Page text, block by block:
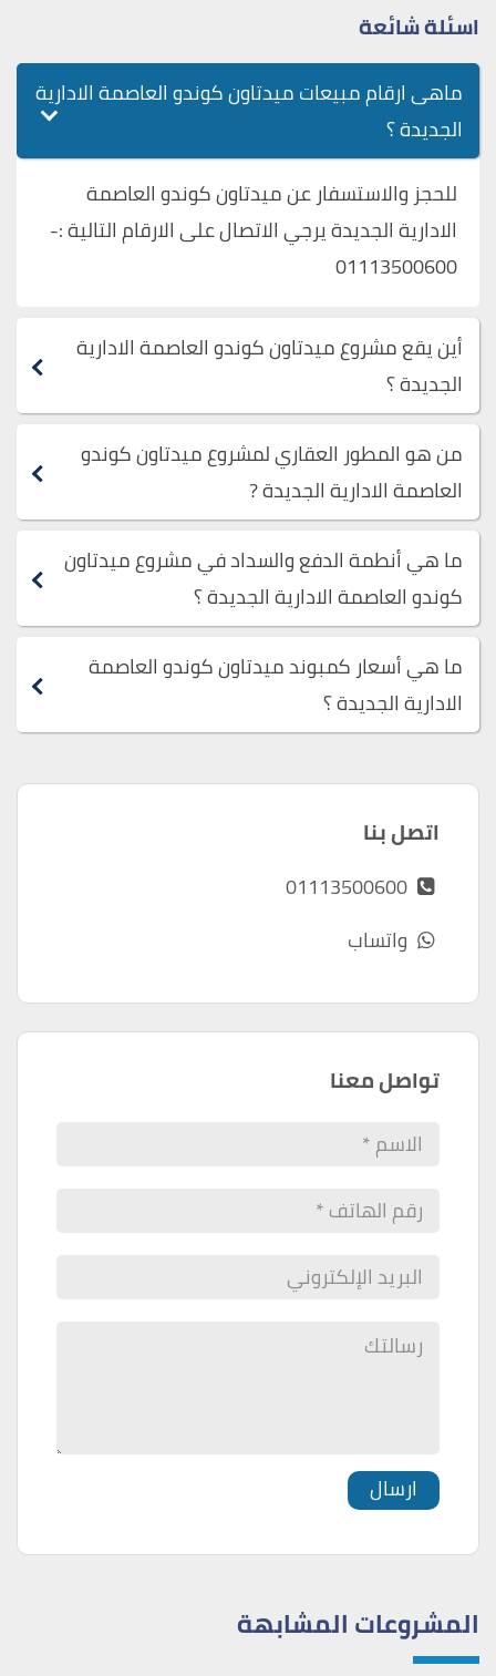
اسئلة شائعة
ماهى ارقام مبيعات ميدتاون كوندو العاصمة الادارية
الجديدة ؟
للحجز والاستسفار عن ميدتاون كوندو العاصمة
الادارية الجديدة يرجي الاتصال على الارقام التالية :-
01113500600
أين يقع مشروع ميدتاون كوندو العاصمة الادارية
الجديدة ؟
من هو المطور العقاري لمشروع ميدتاون كوندو
العاصمة الادارية الجديدة ?
ما هي أنطمة الدفع والسداد في مشروع ميدتاون
كوندو العاصمة الادارية الجديدة ؟
ما هي أسعار كمبوند ميدتاون كوندو العاصمة
الادارية الجديدة ؟
اتصل بنا
01113500600
واتساب
تواصل معنا
المشروعات المشابهة